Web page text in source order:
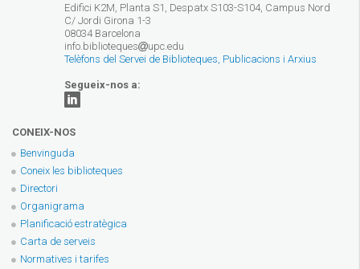
Edifici K2M, Planta S1, Despatx S103-S104, Campus Nord
C/ Jordi Girona 1-3
08034 Barcelona
info.biblioteques
upc.edu
Telèfons del Servei de Biblioteques, Publicacions i Arxius
Segueix-nos a:
CONEIX-NOS
Benvinguda
Coneix les biblioteques
Directori
Organigrama
Planificació estratègica
Carta de serveis
Normatives i tarifes